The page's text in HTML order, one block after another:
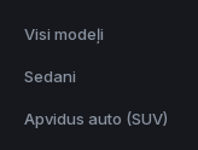
Visi modeļi
Sedani
Apvidus auto (SUV)